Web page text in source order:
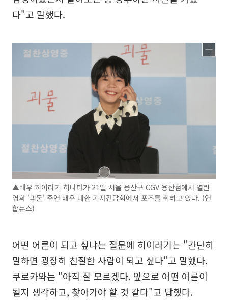
다"고 말했다.
▲배우 히이라기 히나타가 21일 서울 용산구 CGV 용산점에서 열린
영화 '괴물' 주연 배우 내한 기자간담회에서 포즈를 취하고 있다. (연
합뉴스)
어떤 어른이 되고 싶냐는 질문에 히이라기는 "간단히
말하면 굉장히 친절한 사람이 되고 싶다"고 말했다.
쿠로카와는 "아직 잘 모르겠다. 앞으로 어떤 어른이
될지 생각하고, 찾아가야 할 것 같다"고 답했다.